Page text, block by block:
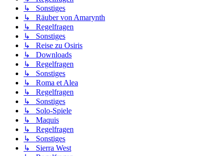
↳ Sonstiges
↳ Räuber von Amarynth
↳ Regelfragen
↳ Sonstiges
↳ Reise zu Osiris
↳ Downloads
↳ Regelfragen
↳ Sonstiges
↳ Roma et Alea
↳ Regelfragen
↳ Sonstiges
↳ Solo-Spiele
↳ Maquis
↳ Regelfragen
↳ Sonstiges
↳ Sierra West